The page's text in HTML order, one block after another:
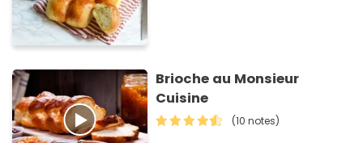
Brioche au Monsieur
Cuisine
(10 notes)